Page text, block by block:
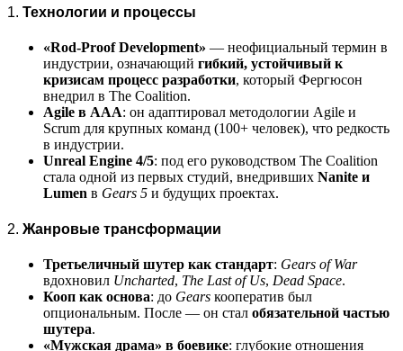
1. Технологии и процессы
«Rod-Proof Development» — неофициальный термин в
индустрии, означающий гибкий, устойчивый к
кризисам процесс разработки, который Фергюсон
внедрил в The Coalition.
Agile в AAA: он адаптировал методологии Agile и
Scrum для крупных команд (100+ человек), что редкость
в индустрии.
Unreal Engine 4/5: под его руководством The Coalition
стала одной из первых студий, внедривших Nanite и
Lumen в Gears 5 и будущих проектах.
2. Жанровые трансформации
Третьеличный шутер как стандарт: Gears of War
вдохновил Uncharted, The Last of Us, Dead Space.
Кооп как основа: до Gears кооператив был
опциональным. После — он стал обязательной частью
шутера.
«Мужская драма» в боевике: глубокие отношения